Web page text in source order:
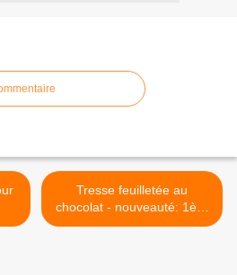
Tresse feuilletée au
chocolat - nouveauté: 1ère
recette en vidéo! >